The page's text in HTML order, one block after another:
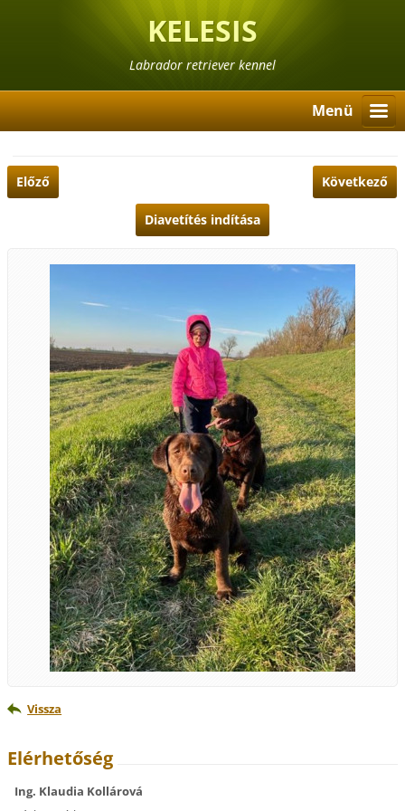
KELESIS
Labrador retriever kennel
Menü
Előző Következő
Diavetítés indítása
Vissza
Elérhetőség
Ing. Klaudia Kollárová